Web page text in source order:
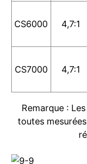
CS6000 4,7:1
CS7000 4,7:1
Remarque :
toutes